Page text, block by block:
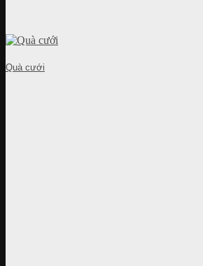
Quà cưới